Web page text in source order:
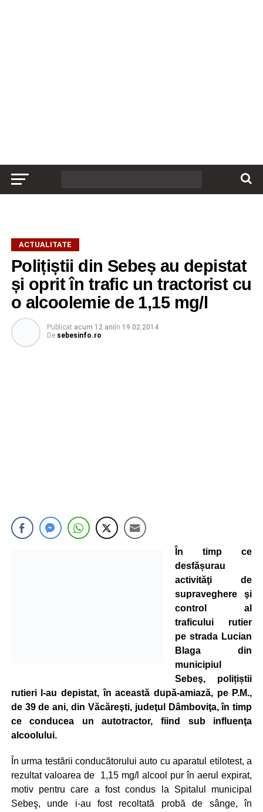
ACTUALITATE
Polițiștii din Sebeș au depistat
și oprit în trafic un tractorist cu
o alcoolemie de 1,15 mg/l
Publicat acum 12 aniîn 19.02.2014
De sebesinfo.ro
În timp ce
desfășurau
activităţi de
supraveghere şi
control al
traficului rutier
pe strada Lucian
Blaga din
municipiul
Sebeş, polițiștii
rutieri l-au depistat, în această după-amiază, pe P.M.,
de 39 de ani, din Văcăreşti, judeţul Dâmboviţa, în timp
ce conducea un autotractor, fiind sub influenţa
alcoolului.
În urma testării conducătorului auto cu aparatul etilotest, a
rezultat valoarea de 1,15 mg/l alcool pur în aerul expirat,
motiv pentru care a fost condus la Spitalul municipal
Sebeş, unde i-au fost recoltată probă de sânge, în